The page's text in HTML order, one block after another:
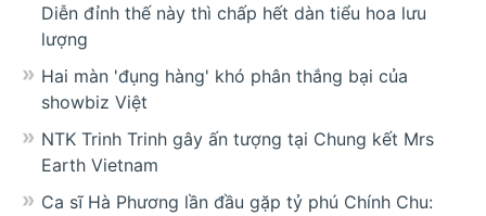
Diễn đỉnh thế này thì chấp hết dàn tiểu hoa lưu
lượng
Hai màn 'đụng hàng' khó phân thắng bại của
showbiz Việt
NTK Trinh Trinh gây ấn tượng tại Chung kết Mrs
Earth Vietnam
Ca sĩ Hà Phương lần đầu gặp tỷ phú Chính Chu: